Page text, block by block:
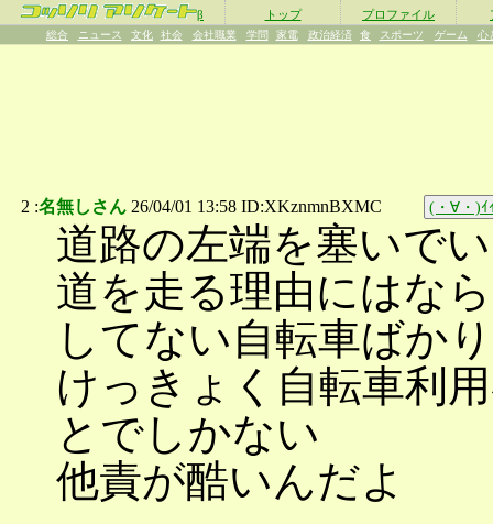
β トップ プロファイル
総合 ニュース 文化 社会 会社職業 学問 家電 政治経済 食 スポーツ ゲーム 心
2 :名無しさん 26/04/01 13:58 ID:XKznmnBXMC (・∀・)ｲ
道路の左端を塞いで
道を走る理由にはな
してない自転車ばか
けっきょく自転車利
とでしかない
他責が酷いんだよ